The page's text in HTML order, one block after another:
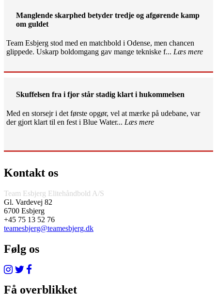
Manglende skarphed betyder tredje og afgørende kamp
om guldet
Team Esbjerg stod med en matchbold i Odense, men chancen
glippede. Uskarp boldomgang gav mange tekniske f... Læs mere
Skuffelsen fra i fjor står stadig klart i hukommelsen
Med en storsejr i det første opgør, vel at mærke på udebane, var
der gjort klart til en fest i Blue Water... Læs mere
Kontakt os
Team Esbjerg Elitehåndbold A/S
Gl. Vardevej 82
6700 Esbjerg
+45 75 13 52 76
teamesbjerg@teamesbjerg.dk
Følg os
Få overblikket